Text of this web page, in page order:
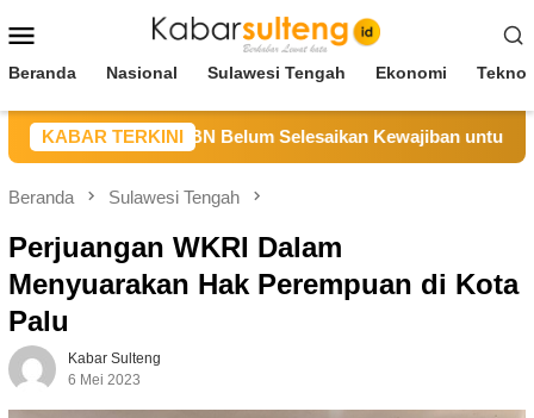
ke
Mobile
Beranda Nasional Sulawesi Tengah Ekonomi
KABAR TERKINI
Sebut CV BBN Belum Selesaikan Kewajiban untuk Kegiatan
Beranda Sulawesi Tengah
Perjuangan WKRI Dalam
Menyuarakan Hak Perempuan di Kota
Palu
Kabar Sulteng
6 Mei 2023